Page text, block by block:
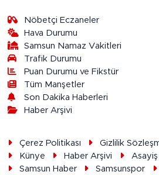
Nöbetçi Eczaneler
Hava Durumu
Samsun Namaz Vakitleri
Trafik Durumu
Puan Durumu ve Fikstür
Tüm Manşetler
Son Dakika Haberleri
Haber Arşivi
Çerez Politikası Gizlilik
Künye
Haber Arşivi Asayiş
Samsun Haber
Samsunspor